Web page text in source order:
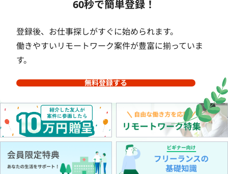
60秒で簡単登録！
登録後、お仕事探しがすぐに始められます。
働きやすいリモートワーク案件が豊富に揃っていま
す。
無料登録する